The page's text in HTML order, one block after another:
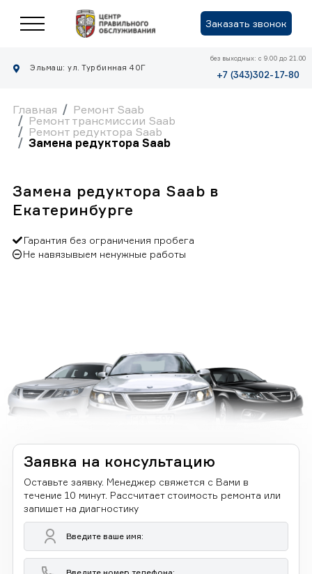
Заказать звонок
Эльмаш: ул. Турбинная 40Г
без выходных: с 9.00 до 21.00
+7 (343)302-17-80
Главная
Ремонт Saab
Ремонт трансмиссии Saab
Ремонт редуктора Saab
Замена редуктора Saab
Замена редуктора Saab в
Екатеринбурге
Гарантия без ограничения пробега
Не навязывыем ненужные работы
Заявка на консультацию
Оставьте заявку. Менеджер свяжется с Вами в
течение 10 минут. Рассчитает стоимость ремонта или
запишет на диагностику